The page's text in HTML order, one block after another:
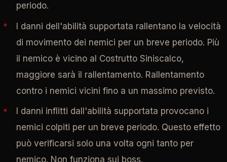
periodo.
I danni dell'abilità supportata rallentano la velocità
di movimento dei nemici per un breve periodo. Più
il nemico è vicino al Costrutto Siniscalco,
maggiore sarà il rallentamento. Rallentamento
contro i nemici vicini fino a un massimo previsto.
I danni inflitti dall'abilità supportata provocano i
nemici colpiti per un breve periodo. Questo effetto
può verificarsi solo una volta ogni tanto per
nemico. Non funziona sui boss.